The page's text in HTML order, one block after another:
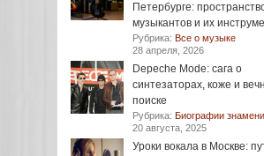
Петербурге:
музыкантов и их
Рубрика: Все о музыке
28 апреля, 2026
Depeche Mode: сага о
синтезаторах, коже и
поиске
Рубрика: Биографии
20 августа, 2025
Уроки вокала в Москве: